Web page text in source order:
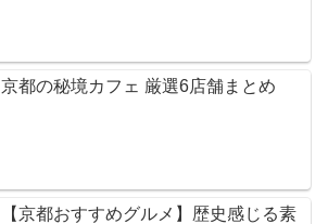
京都の秘境カフェ 厳選6店舗まとめ
【京都おすすめグルメ】歴史感じる素